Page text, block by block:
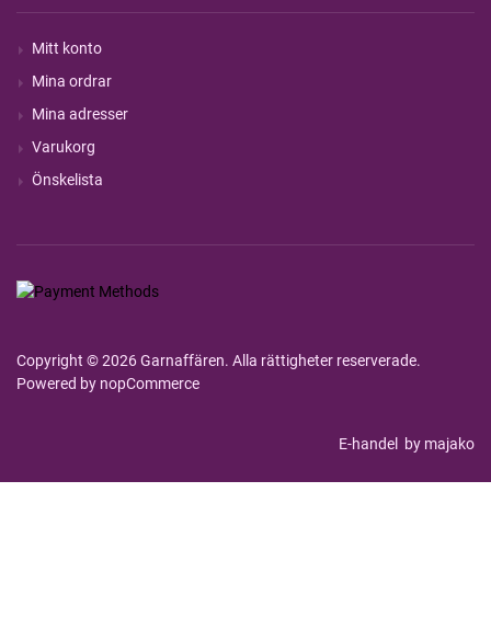
Mitt konto
Mina ordrar
Mina adresser
Varukorg
Önskelista
Copyright © 2026 Garnaffären. Alla rättigheter reserverade.
Powered by nopCommerce
E-handel by majako